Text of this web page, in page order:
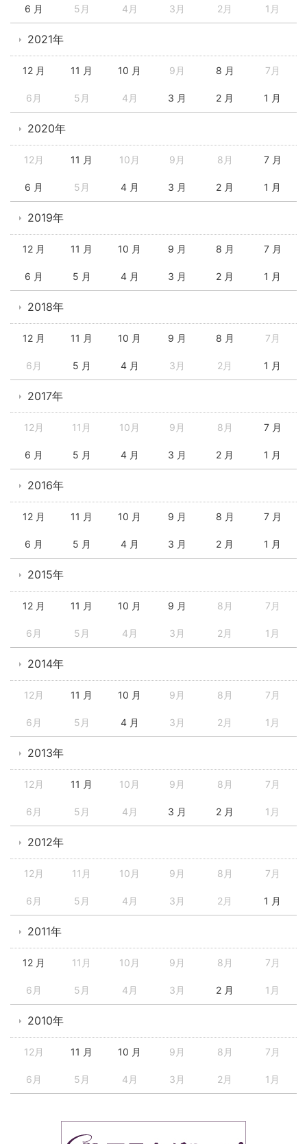
6 月 5月 4月 3月 2月 1月
2021年
12 月 11 月 10 月 9月 8 月 7月
6月 5月 4月 3 月 2 月 1 月
2020年
12月 11 月 10月 9月 8月 7 月
6 月 5月 4 月 3 月 2 月 1 月
2019年
12 月 11 月 10 月 9 月 8 月 7 月
6 月 5 月 4 月 3 月 2 月 1 月
2018年
12 月 11 月 10 月 9 月 8 月 7月
6月 5 月 4 月 3月 2月 1 月
2017年
12月 11月 10月 9月 8月 7 月
6 月 5 月 4 月 3 月 2 月 1 月
2016年
12 月 11 月 10 月 9 月 8 月 7 月
6 月 5 月 4 月 3 月 2 月 1 月
2015年
12 月 11 月 10 月 9 月 8月 7月
6月 5月 4月 3月 2月 1月
2014年
12月 11 月 10 月 9月 8月 7月
6月 5月 4 月 3月 2月 1月
2013年
12月 11 月 10月 9月 8月 7月
6月 5月 4月 3 月 2 月 1月
2012年
12月 11月 10月 9月 8月 7月
6月 5月 4月 3月 2月 1 月
2011年
12 月 11月 10月 9月 8月 7月
6月 5月 4月 3月 2 月 1月
2010年
12月 11 月 10 月 9月 8月 7月
6月 5月 4月 3月 2月 1月